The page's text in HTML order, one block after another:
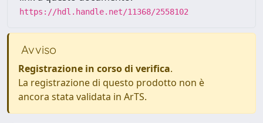
https://hdl.handle.net/11368/2558102
Avviso
Registrazione in corso di verifica.
La registrazione di questo prodotto non è
ancora stata validata in ArTS.